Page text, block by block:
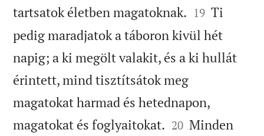
tartsatok életben magatoknak. 

19 Ti
pedig maradjatok a táboron kivül hét
napig; a ki megölt valakit, és a ki hullát
érintett, mind tisztítsátok meg
magatokat harmad és hetednapon,
magatokat és foglyaitokat. 

20 Minden